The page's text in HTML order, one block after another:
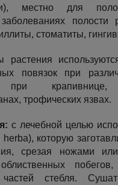
местно для
полости
стоматиты,
растения
повязок при
при крапивнице,
трофических язвах.
с лечебной целью
которую
срезая ножами
частей стебля.